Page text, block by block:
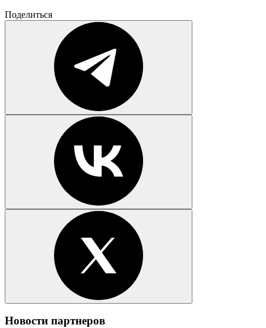
Поделиться
Новости партнеров